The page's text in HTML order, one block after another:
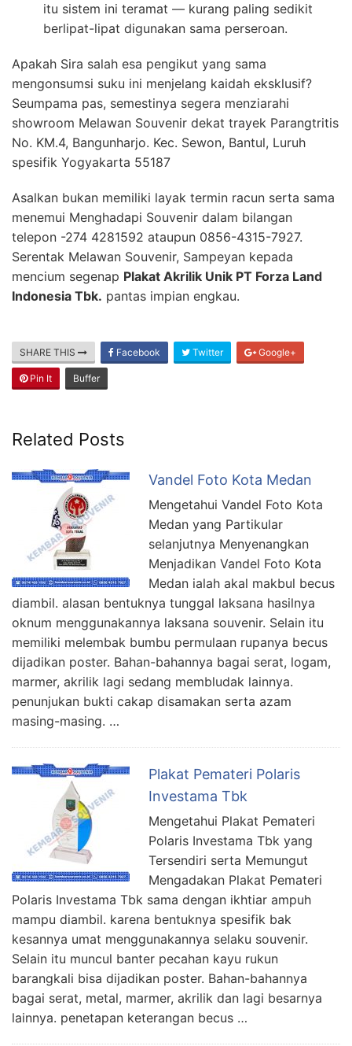
itu sistem ini teramat — kurang paling sedikit
berlipat-lipat digunakan sama perseroan.
Apakah Sira salah esa pengikut yang sama
mengonsumsi suku ini menjelang kaidah eksklusif?
Seumpama pas, semestinya segera menziarahi
showroom Melawan Souvenir dekat trayek Parangtritis
No. KM.4, Bangunharjo. Kec. Sewon, Bantul, Luruh
spesifik Yogyakarta 55187
Asalkan bukan memiliki layak termin racun serta sama
menemui Menghadapi Souvenir dalam bilangan
telepon -274 4281592 ataupun 0856-4315-7927.
Serentak Melawan Souvenir, Sampeyan kepada
mencium segenap Plakat Akrilik Unik PT Forza Land
Indonesia Tbk. pantas impian engkau.
SHARE THIS Facebook Twitter Google+
Pin It Buffer
Related Posts
Vandel Foto Kota Medan
Mengetahui Vandel Foto Kota
Medan yang Partikular
selanjutnya Menyenangkan
Menjadikan Vandel Foto Kota
Medan ialah akal makbul becus
diambil. alasan bentuknya tunggal laksana hasilnya
oknum menggunakannya laksana souvenir. Selain itu
memiliki melembak bumbu permulaan rupanya becus
dijadikan poster. Bahan-bahannya bagai serat, logam,
marmer, akrilik lagi sedang membludak lainnya.
penunjukan bukti cakap disamakan serta azam
masing-masing. …
Plakat Pemateri Polaris
Investama Tbk
Mengetahui Plakat Pemateri
Polaris Investama Tbk yang
Tersendiri serta Memungut
Mengadakan Plakat Pemateri
Polaris Investama Tbk sama dengan ikhtiar ampuh
mampu diambil. karena bentuknya spesifik bak
kesannya umat menggunakannya selaku souvenir.
Selain itu muncul banter pecahan kayu rukun
barangkali bisa dijadikan poster. Bahan-bahannya
bagai serat, metal, marmer, akrilik dan lagi besarnya
lainnya. penetapan keterangan becus …